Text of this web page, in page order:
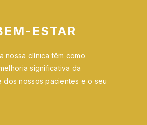
ESTAR
nossa clínica têm como
significativa da
dos nossos pacientes e o seu